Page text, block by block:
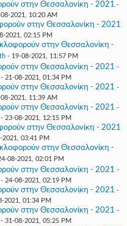
στην Θεσσαλονίκη - 2021 -
2021, 10:20 AM
στην Θεσσαλονίκη - 2021
2021, 02:15 PM
στην Θεσσαλονίκη -
- 19-08-2021, 11:57 PM
στην Θεσσαλονίκη - 2021 -
21-08-2021, 01:34 PM
στην Θεσσαλονίκη - 2021 -
2021, 11:39 AM
στην Θεσσαλονίκη - 2021 -
23-08-2021, 12:15 PM
στην Θεσσαλονίκη - 2021
2021, 03:41 PM
στην Θεσσαλονίκη -
08-2021, 02:01 PM
στην Θεσσαλονίκη - 2021 -
24-08-2021, 02:19 PM
στην Θεσσαλονίκη - 2021 -
2021, 01:34 PM
στην Θεσσαλονίκη - 2021 -
31-08-2021, 05:25 PM